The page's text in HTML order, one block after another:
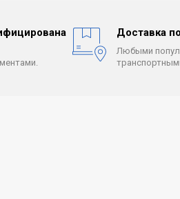
Доставка
Любыми